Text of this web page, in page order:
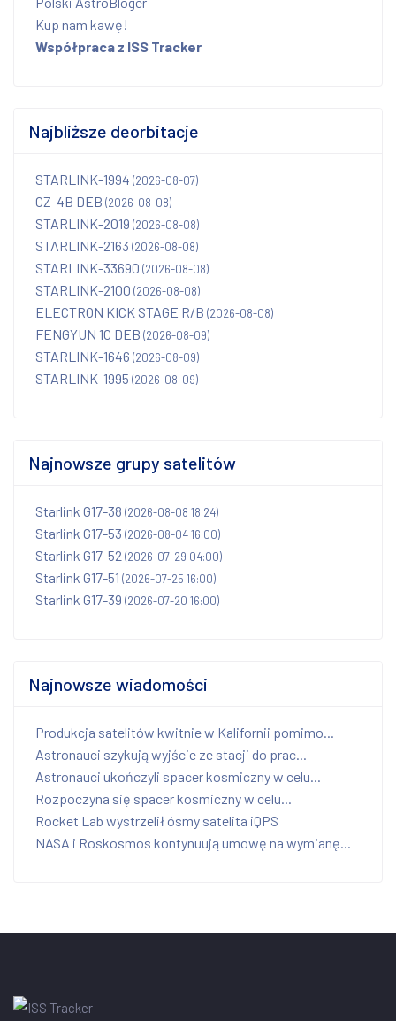
Kup nam kawę!
Współpraca z ISS Tracker
Najbliższe deorbitacje
STARLINK-1994 (2026-08-07)
CZ-4B DEB (2026-08-08)
STARLINK-2019 (2026-08-08)
STARLINK-2163 (2026-08-08)
STARLINK-33690 (2026-08-08)
STARLINK-2100 (2026-08-08)
ELECTRON KICK STAGE R/B (2026-08-08)
FENGYUN 1C DEB (2026-08-09)
STARLINK-1646 (2026-08-09)
STARLINK-1995 (2026-08-09)
Najnowsze grupy satelitów
Starlink G17-38 (2026-08-08 18:24)
Starlink G17-53 (2026-08-04 16:00)
Starlink G17-52 (2026-07-29 04:00)
Starlink G17-51 (2026-07-25 16:00)
Starlink G17-39 (2026-07-20 16:00)
Najnowsze wiadomości
Produkcja satelitów kwitnie w Kalifornii pomimo...
Astronauci szykują wyjście ze stacji do prac...
Astronauci ukończyli spacer kosmiczny w celu...
Rozpoczyna się spacer kosmiczny w celu...
Rocket Lab wystrzelił ósmy satelita iQPS
NASA i Roskosmos kontynuują umowę na wymianę...